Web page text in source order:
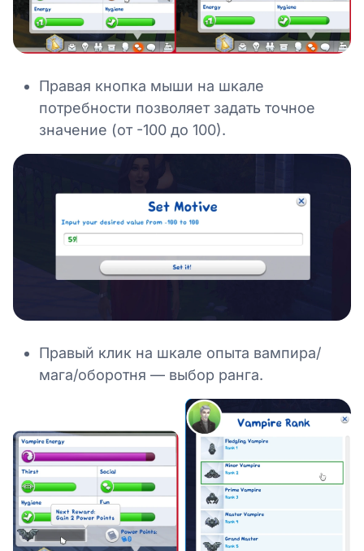
Правая кнопка мыши на шкале
потребности позволяет задать точное
значение (от -100 до 100).
Правый клик на шкале опыта вампира/
мага/оборотня — выбор ранга.